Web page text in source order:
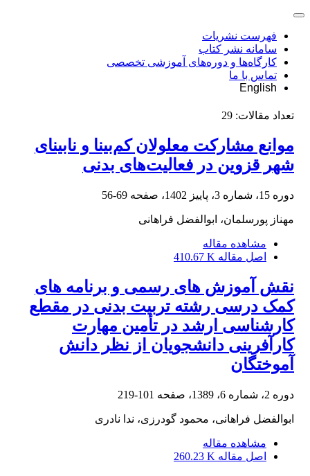
فهرست نشریات
سامانه نشر کتاب
کارگاه‌ها و دوره‌های آموزشی تخصصی
تماس با ما
English
تعداد مقالات: 29
موانع مشارکت معلولان کم‌بینا و نابینای
شهر قزوین در فعالیت‌های بدنی
دوره 15، شماره 3، پاییز 1402، صفحه 69-56
مهناز پورسلمان، ابوالفضل فراهانی
مشاهده مقاله
اصل مقاله 410.67 K
نقش آموزش های رسمی و برنامه های
کمک درسی رشته تربیت بدنی در مقطع
کارشناسی ارشد در تأمین مهارت
کارآفرینی دانشجویان از نظر دانش
آموختگان
دوره 2، شماره 6، 1389، صفحه 101-219
ابوالفضل فراهانی، محمود گودرزی، ندا نادری
مشاهده مقاله
اصل مقاله 260.23 K